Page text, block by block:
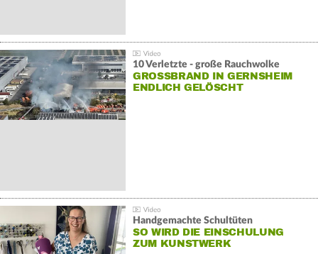
10 Verletzte - große Rauchwolke
GROSSBRAND IN GERNSHEIM E
NDLICH GELÖSCHT
Handgemachte Schultüten
SO WIRD DIE EINSCHULUNG
ZUM KUNSTWERK